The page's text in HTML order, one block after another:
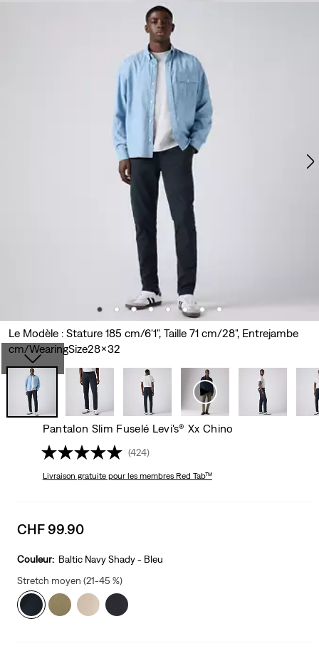
Le Modèle : Stature 185 cm/6'1", Taille 71 cm/28", Entrejambe
cm/WearingSize28x32
Pantalon Slim Fuselé Levi's® Xx Chino
(424)
Livraison gratuitepour les membres Red Tab™
Sale
is
CHF 99.90
Couleur: Baltic Navy Shady - Bleu
Stretch moyen (21-45 %)